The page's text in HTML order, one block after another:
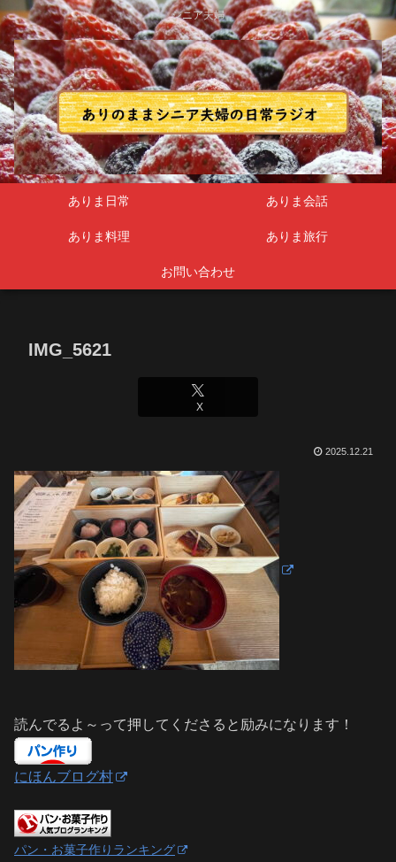
シニア夫婦
ありま日常 ありま会話
ありま料理 ありま旅行
お問い合わせ
IMG_5621
X
2025.12.21
読んでるよ～って押してくださると励みになります！
にほんブログ村
パン・お菓子作りランキング